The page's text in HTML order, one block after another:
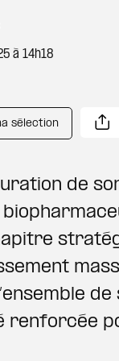
à 14h18
sélection
de
renforcée